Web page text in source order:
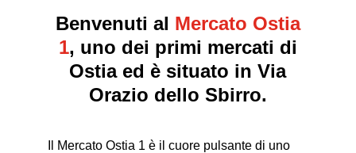
Benvenuti al Mercato Ostia
1, uno dei primi mercati di
Ostia ed è situato in Via
Orazio dello Sbirro.
Il Mercato Ostia 1 è il cuore pulsante di uno